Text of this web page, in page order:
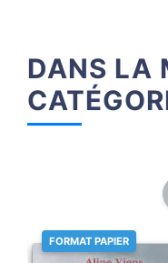
DANS LA
FORMAT PAPIER